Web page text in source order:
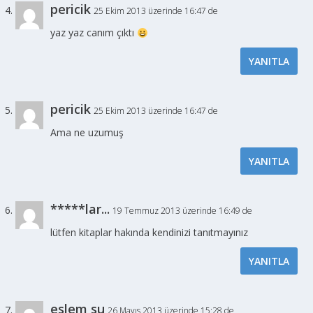
pericik 25 Ekim 2013 üzerinde 16:47 de
yaz yaz canım çıktı
YANITLA
pericik 25 Ekim 2013 üzerinde 16:47 de
Ama ne uzumuş
YANITLA
*****lar... 19 Temmuz 2013 üzerinde 16:49 de
lütfen kitaplar hakında kendinizi tanıtmayınız
YANITLA
eslem su